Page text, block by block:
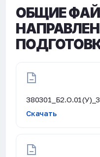
ОБЩИЕ
Скачать